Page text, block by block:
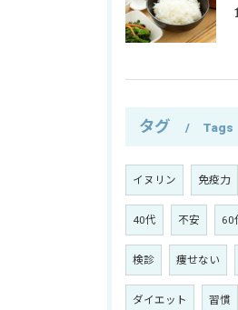
タグ Tags
イヌリン 免疫力
40代 不安 60
検診 痩せない
ダイエット 習慣